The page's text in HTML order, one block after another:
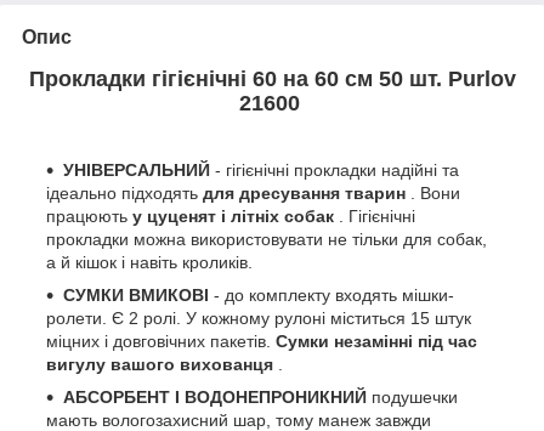
Опис
Прокладки гігієнічні 60 на 60 см 50 шт. Purlov
21600
УНІВЕРСАЛЬНИЙ - гігієнічні прокладки надійні та
ідеально підходять для дресування тварин . Вони
працюють у цуценят і літніх собак . Гігієнічні
прокладки можна використовувати не тільки для собак,
а й кішок і навіть кроликів.
СУМКИ ВМИКОВІ - до комплекту входять мішки-
ролети. Є 2 ролі. У кожному рулоні міститься 15 штук
міцних і довговічних пакетів. Сумки незамінні під час
вигулу вашого вихованця
АБСОРБЕНТ I ВОДОНЕПРОНИКНИЙ подушечки
мають вологозахисний шар, тому манеж завжди